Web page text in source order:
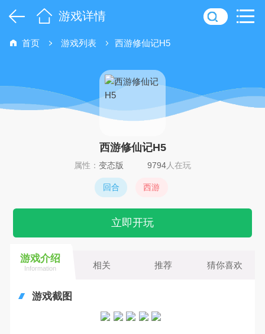
游戏详情
首页 游戏列表 西游修仙记H5
西游修仙记H5
属性： 变态版 9794人在玩
回合 西游
立即开玩
游戏介绍
Information 相关 推荐 猜你喜欢
游戏截图